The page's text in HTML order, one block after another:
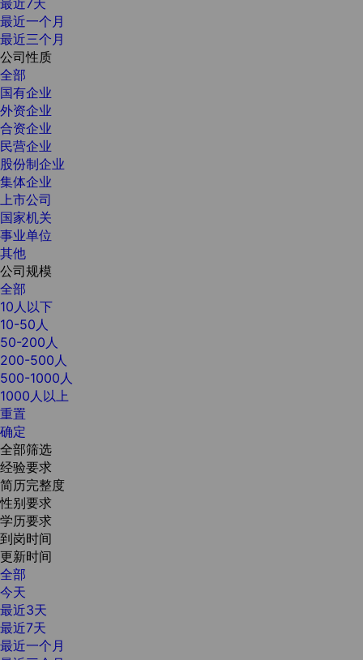
最近一个月
最近三个月
公司性质
全部
国有企业
外资企业
合资企业
民营企业
股份制企业
集体企业
上市公司
国家机关
事业单位
其他
公司规模
全部
10人以下
10-50人
50-200人
200-500人
500-1000人
1000人以上
重置
确定
全部筛选
经验要求
简历完整度
性别要求
学历要求
到岗时间
更新时间
全部
今天
最近3天
最近7天
最近一个月